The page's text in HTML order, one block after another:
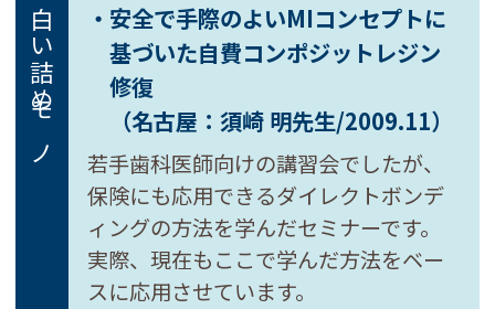
白い詰めモノ
・安全で手際のよいMIコンセプトに
基づいた自費コンポジットレジン
修復
（名古屋：須崎 明先生/2009.11）
若手歯科医師向けの講習会でしたが、
保険にも応用できるダイレクトボンデ
ィングの方法を学んだセミナーです。
実際、現在もここで学んだ方法をベー
スに応用させています。